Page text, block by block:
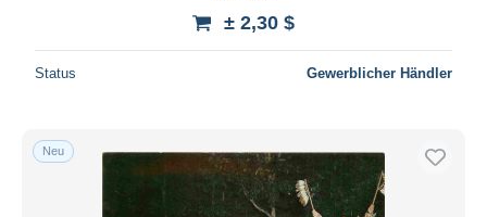
± 2,30 $
Status Gewerblicher Händler
Neu